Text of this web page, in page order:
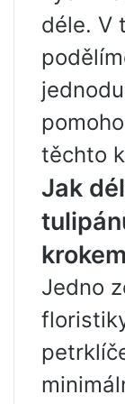
déle. V
těchto
Jak
krokem
Jedno